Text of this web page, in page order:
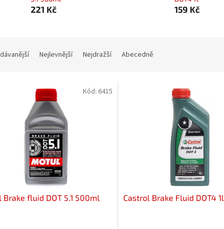
221 Kč 159 Kč
Nejlevnější Nejdražší Abecedně
Brake fluid DOT 5.1 500ml
Kód: 6415
Castrol Brake Fluid DOT4 1l